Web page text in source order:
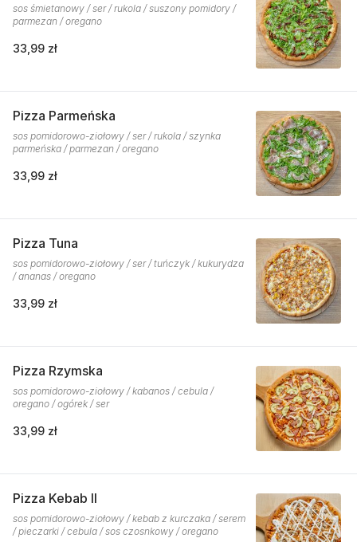
sos śmietanowy / ser / rukola / suszony pomidory /
parmezan / oregano
33,99 zł
Pizza Parmeńska
sos pomidorowo-ziołowy / ser / rukola / szynka
parmeńska / parmezan / oregano
33,99 zł
Pizza Tuna
sos pomidorowo-ziołowy / ser / tuńczyk / kukurydza
/ ananas / oregano
33,99 zł
Pizza Rzymska
sos pomidorowo-ziołowy / kabanos / cebula /
oregano / ogórek / ser
33,99 zł
Pizza Kebab II
sos pomidorowo-ziołowy / kebab z kurczaka / serem
/ pieczarki / cebula / sos czosnkowy / oregano